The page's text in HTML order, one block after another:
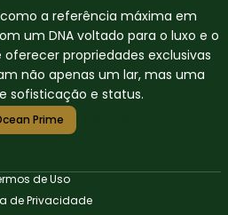
a referência máxima em
um DNA voltado para o luxo e o
propriedades exclusivas
não apenas um lar, mas uma
sofisticação e status.
Prime
de Uso
de Privacidade